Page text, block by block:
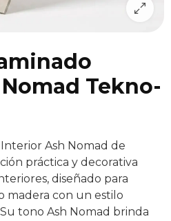
Tekno-
Ash Nomad de
práctica y decorativa
diseñado para
madera con un estilo
tono Ash Nomad brinda